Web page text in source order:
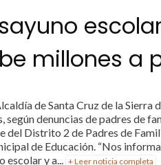
millones a
de Santa Cruz de la Sierra
según denuncias de padres de
del Distrito 2 de Padres de
de Educación. “Nos
escolar y a... + Leer noticia completa